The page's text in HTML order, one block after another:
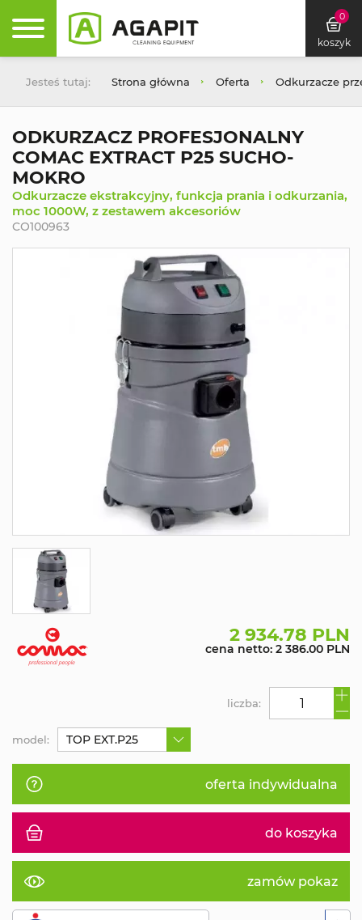
0
koszyk
Jesteś tutaj: Strona główna Oferta Odkurzacze
ODKURZACZ PROFESJONALNY
COMAC EXTRACT P25 SUCHO-
MOKRO
Odkurzacze ekstrakcyjny, funkcja prania i odkurzania,
moc 1000W, z zestawem akcesoriów
CO100963
2 934.78 PLN
cena netto: 2 386.00 PLN
oferta indywidualna
do koszyka
zamów pokaz
liczba:
model: TOP EXT.P25